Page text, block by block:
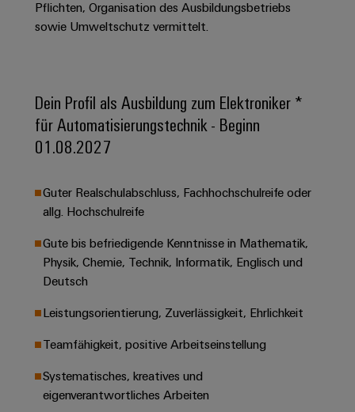
&
Gas
Lösungen
für
die
Prozessindustrie
Mehr
Ressourceneffizienz
Sonnenenergie
Schaltschrankbau
Lösungen
die
im
Schienenfahrzeuge
Automation
Industrial
Security
Industrial
Platform
easyConnect
EZA-
Regler
&
Leiterplattenklemmen
Systeme
Touch-
Panels
Engineering-
Visualisierungstools
Energiemessung
und
Smart
Industrial
AI
Remote
PSIRT
Bestellmöglichkeiten
eShop
EDI-
Schnittstelle
ALLE
Solution
Partner
Partner
-
Systemintegratoren
Messen
&
Events
Globale
&
Events
Spannende
in unseren
Pflichten, Organisation des Ausbildungsbetriebs
sowie Umweltschutz vermittelt.
Dein Profil als Ausbildung zum Elektroniker *
für Automatisierungstechnik - Beginn
01.08.2027
Guter Realschulabschluss, Fachhochschulreife oder
allg. Hochschulreife
Gute bis befriedigende Kenntnisse in Mathematik,
Physik, Chemie, Technik, Informatik, Englisch und
Deutsch
Leistungsorientierung, Zuverlässigkeit, Ehrlichkeit
Teamfähigkeit, positive Arbeitseinstellung
Systematisches, kreatives und
eigenverantwortliches Arbeiten